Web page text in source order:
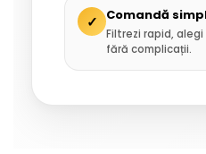
✓ Comandă
Filtrezi rapid,
fără complicații.